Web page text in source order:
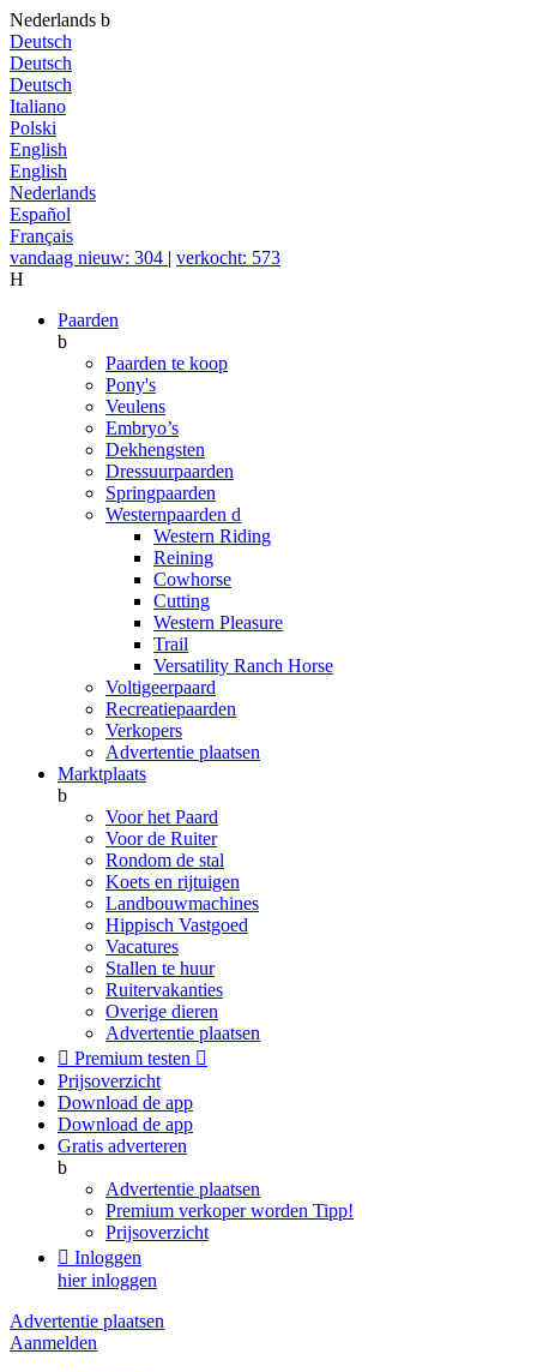
Nederlands b
Deutsch
Deutsch
Deutsch
Italiano
Polski
English
English
Nederlands
Español
Français
vandaag nieuw: 304 | verkocht: 573
H
Paarden
b
Paarden te koop
Pony's
Veulens
Embryo’s
Dekhengsten
Dressuurpaarden
Springpaarden
Westernpaarden d
Western Riding
Reining
Cowhorse
Cutting
Western Pleasure
Trail
Versatility Ranch Horse
Voltigeerpaard
Recreatiepaarden
Verkopers
Advertentie plaatsen
Marktplaats
b
Voor het Paard
Voor de Ruiter
Rondom de stal
Koets en rijtuigen
Landbouwmachines
Hippisch Vastgoed
Vacatures
Stallen te huur
Ruitervakanties
Overige dieren
Advertentie plaatsen
 Premium testen 
Prijsoverzicht
Download de app
Download de app
Gratis adverteren
b
Advertentie plaatsen
Premium verkoper worden Tipp!
Prijsoverzicht
 Inloggen
hier inloggen
Advertentie plaatsen
Aanmelden